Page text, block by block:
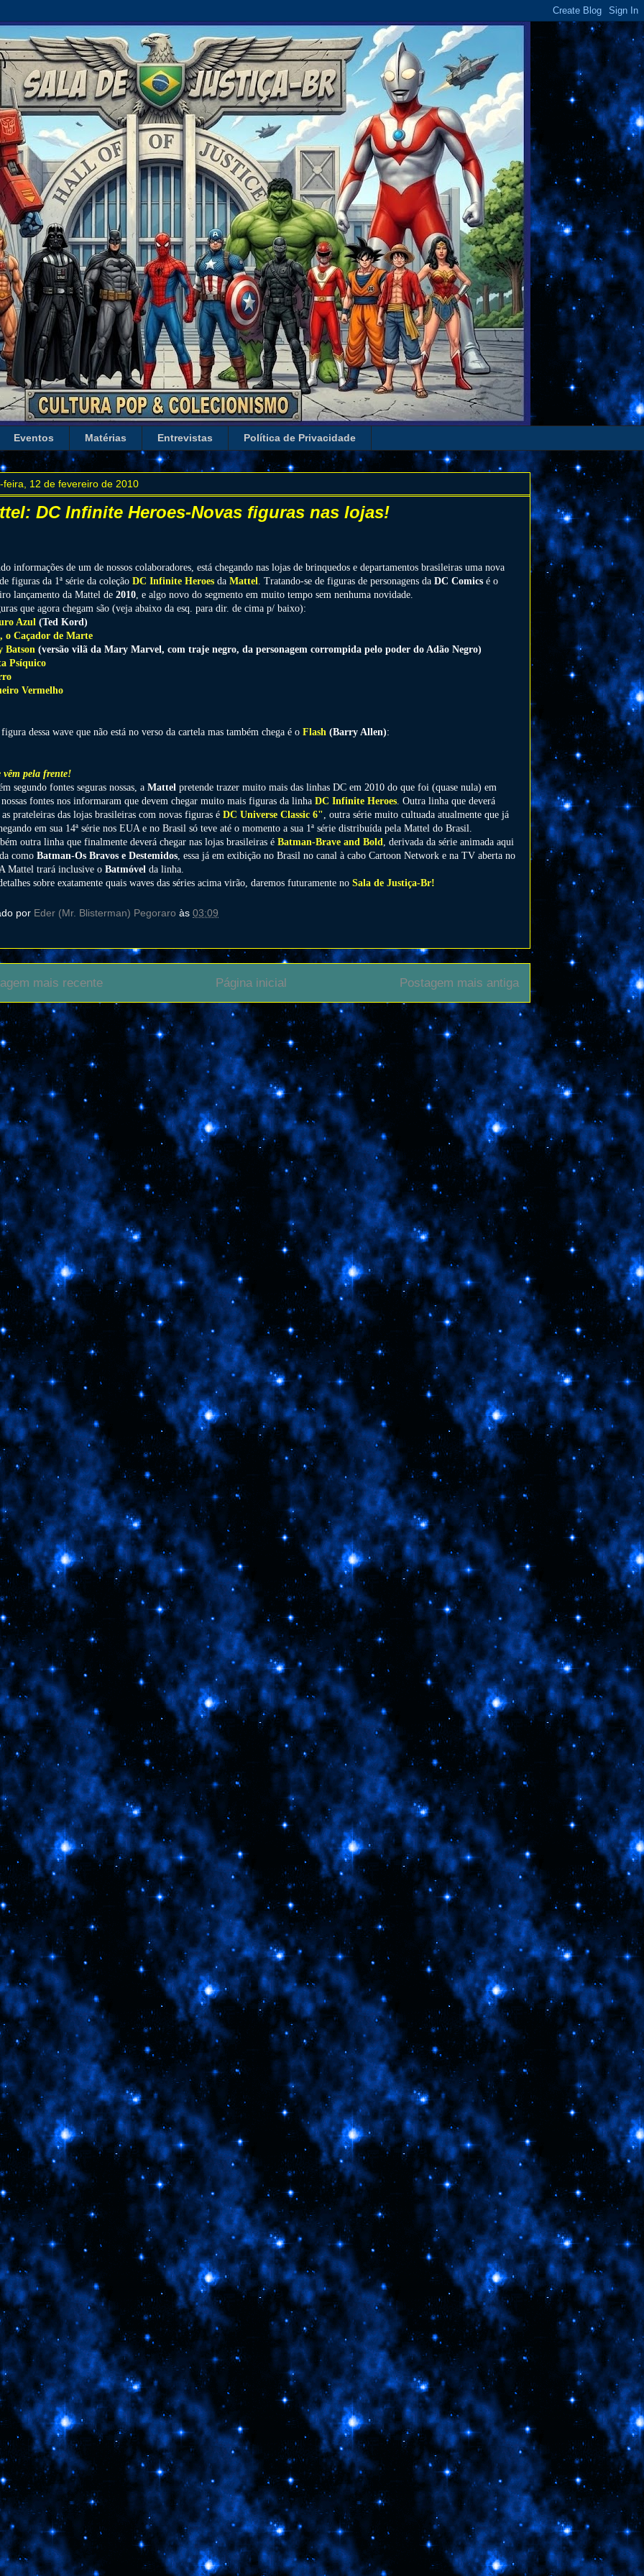
Eventos Matérias Entrevistas Política de Privacidade
feira, 12 de fevereiro de 2010
DC Infinite Heroes-Novas figuras nas lojas!
informações de um de nossos colaboradores, está chegando nas lojas de brinquedos e departamentos brasileiras uma nova
figuras da 1ª série da coleção DC Infinite Heroes da Mattel . Tratando-se de figuras de personagens da DC Comics é o
lançamento da Mattel de 2010 , e algo novo do segmento em muito tempo sem nenhuma novidade.
que agora chegam são (veja abaixo da esq. para dir. de cima p/ baixo):
Azul (Ted Kord)
o Caçador de Marte
Batson (versão vilã da Mary Marvel, com traje negro, da personagem corrompida pelo poder do Adão Negro)
Psíquico
Vermelho
dessa wave que não está no verso da cartela mas também chega é o Flash (Barry Allen):
vêm pela frente!
segundo fontes seguras nossas, a Mattel pretende trazer muito mais das linhas DC em 2010 do que foi (quase nula) em
fontes nos informaram que devem chegar muito mais figuras da linha DC Infinite Heroes . Outra linha que deverá
prateleiras das lojas brasileiras com novas figuras é DC Universe Classic 6" , outra série muito cultuada atualmente que já
em sua 14ª série nos EUA e no Brasil só teve até o momento a sua 1ª série distribuída pela Mattel do Brasil.
outra linha que finalmente deverá chegar nas lojas brasileiras é Batman-Brave and Bold
, derivada da série animada aqui
como Batman-Os Bravos e Destemidos , essa já em exibição no Brasil no canal à cabo Cartoon Network e na TV aberta no
Mattel trará inclusive o Batmóvel da linha.
sobre exatamente quais waves das séries acima virão, daremos futuramente no Sala de Justiça-Br!
por Eder (Mr. Blisterman) Pegoraro às 03:09
mais recente Postagem mais antiga
Página inicial